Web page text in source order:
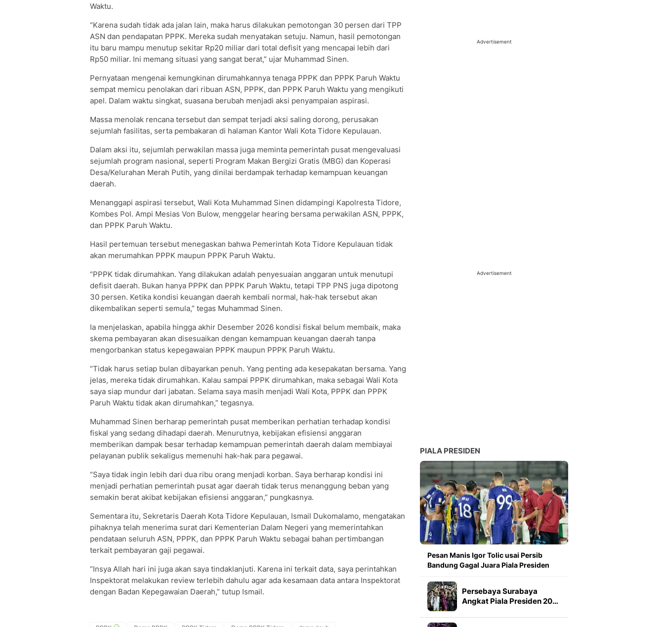
Waktu.
“Karena sudah tidak ada jalan lain, maka harus dilakukan pemotongan 30 persen dari TPP
ASN dan pendapatan PPPK. Mereka sudah menyatakan setuju. Namun, hasil pemotongan
itu baru mampu menutup sekitar Rp20 miliar dari total defisit yang mencapai lebih dari
Rp50 miliar. Ini memang situasi yang sangat berat,” ujar Muhammad Sinen.
Pernyataan mengenai kemungkinan dirumahkannya tenaga PPPK dan PPPK Paruh Waktu
sempat memicu penolakan dari ribuan ASN, PPPK, dan PPPK Paruh Waktu yang mengikuti
apel. Dalam waktu singkat, suasana berubah menjadi aksi penyampaian aspirasi.
Massa menolak rencana tersebut dan sempat terjadi aksi saling dorong, perusakan
sejumlah fasilitas, serta pembakaran di halaman Kantor Wali Kota Tidore Kepulauan.
Dalam aksi itu, sejumlah perwakilan massa juga meminta pemerintah pusat mengevaluasi
sejumlah program nasional, seperti Program Makan Bergizi Gratis (MBG) dan Koperasi
Desa/Kelurahan Merah Putih, yang dinilai berdampak terhadap kemampuan keuangan
daerah.
Menanggapi aspirasi tersebut, Wali Kota Muhammad Sinen didampingi Kapolresta Tidore,
Kombes Pol. Ampi Mesias Von Bulow, menggelar hearing bersama perwakilan ASN, PPPK,
dan PPPK Paruh Waktu.
Hasil pertemuan tersebut menegaskan bahwa Pemerintah Kota Tidore Kepulauan tidak
akan merumahkan PPPK maupun PPPK Paruh Waktu.
“PPPK tidak dirumahkan. Yang dilakukan adalah penyesuaian anggaran untuk menutupi
defisit daerah. Bukan hanya PPPK dan PPPK Paruh Waktu, tetapi TPP PNS juga dipotong
30 persen. Ketika kondisi keuangan daerah kembali normal, hak-hak tersebut akan
dikembalikan seperti semula,” tegas Muhammad Sinen.
Ia menjelaskan, apabila hingga akhir Desember 2026 kondisi fiskal belum membaik, maka
skema pembayaran akan disesuaikan dengan kemampuan keuangan daerah tanpa
mengorbankan status kepegawaian PPPK maupun PPPK Paruh Waktu.
“Tidak harus setiap bulan dibayarkan penuh. Yang penting ada kesepakatan bersama. Yang
jelas, mereka tidak dirumahkan. Kalau sampai PPPK dirumahkan, maka sebagai Wali Kota
saya siap mundur dari jabatan. Selama saya masih menjadi Wali Kota, PPPK dan PPPK
Paruh Waktu tidak akan dirumahkan,” tegasnya.
Muhammad Sinen berharap pemerintah pusat memberikan perhatian terhadap kondisi
fiskal yang sedang dihadapi daerah. Menurutnya, kebijakan efisiensi anggaran
memberikan dampak besar terhadap kemampuan pemerintah daerah dalam membiayai
pelayanan publik sekaligus memenuhi hak-hak para pegawai.
“Saya tidak ingin lebih dari dua ribu orang menjadi korban. Saya berharap kondisi ini
menjadi perhatian pemerintah pusat agar daerah tidak terus menanggung beban yang
semakin berat akibat kebijakan efisiensi anggaran,” pungkasnya.
Sementara itu, Sekretaris Daerah Kota Tidore Kepulauan, Ismail Dukomalamo, mengatakan
pihaknya telah menerima surat dari Kementerian Dalam Negeri yang memerintahkan
pendataan seluruh ASN, PPPK, dan PPPK Paruh Waktu sebagai bahan pertimbangan
terkait pembayaran gaji pegawai.
“Insya Allah hari ini juga akan saya tindaklanjuti. Karena ini terkait data, saya perintahkan
Inspektorat melakukan review terlebih dahulu agar ada kesamaan data antara Inspektorat
dengan Badan Kepegawaian Daerah,” tutup Ismail.
Advertisement
Advertisement
PIALA PRESIDEN
Pesan Manis Igor Tolic usai Persib
Bandung Gagal Juara Piala Presiden
Persebaya Surabaya
Angkat Piala Presiden 20…